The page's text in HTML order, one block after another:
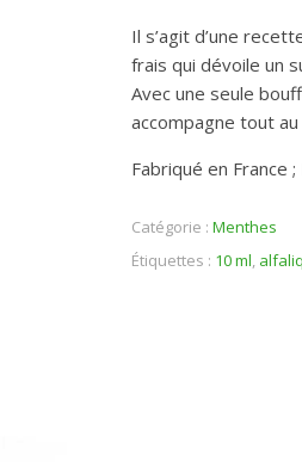
Il s’agit d’une
frais qui dévoile un
Avec une seule
accompagne tout
Fabriqué en France
Catégorie : Menthes
Étiquettes : 10 ml,